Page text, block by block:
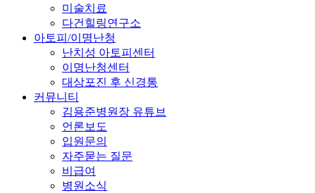
미술치료
다건힐링연구소
아토피/이명난청
난치성 아토피센터
이명난청센터
대상포진 후 신경통
커뮤니티
김용준병원장 유튜브
언론보도
입원문의
자주묻는 질문
비급여
병원소식